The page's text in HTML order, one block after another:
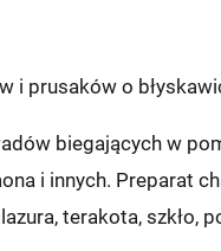
i prusaków o
biegających w
i innych. Preparat
terakota, szkło,